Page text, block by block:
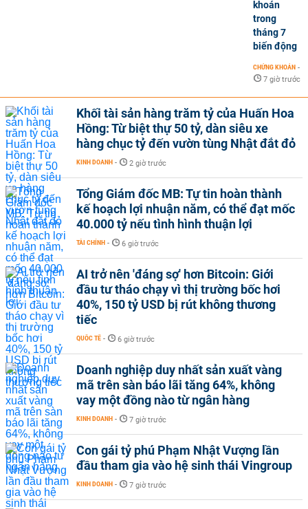
khoán
trong
tháng 7
biến động
CHỨNG KHOÁN -
7 giờ trước
Khối tài sản hàng trăm tỷ của Huấn Hoa
Hồng: Từ biệt thự 50 tỷ, dàn siêu xe
hàng chục tỷ đến vườn tùng Nhật đắt đỏ
KINH DOANH - 2 giờ trước
Tổng Giám đốc MB: Tự tin hoàn thành
kế hoạch lợi nhuận năm, có thể đạt mốc
40.000 tỷ nếu tình hình thuận lợi
TÀI CHÍNH - 6 giờ trước
AI trở nên 'đáng sợ' hơn Bitcoin: Giới
đầu tư tháo chạy vì thị trường bốc hơi
40%, 150 tỷ USD bị rút không thương
tiếc
QUỐC TẾ - 6 giờ trước
Doanh nghiệp duy nhất sản xuất vàng
mã trên sàn báo lãi tăng 64%, không
vay một đồng nào từ ngân hàng
KINH DOANH - 7 giờ trước
Con gái tỷ phú Phạm Nhật Vượng lần
đầu tham gia vào hệ sinh thái Vingroup
KINH DOANH - 7 giờ trước